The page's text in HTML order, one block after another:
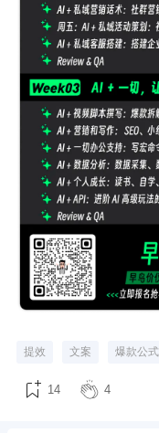
提效 文案 爆款公式
14 4